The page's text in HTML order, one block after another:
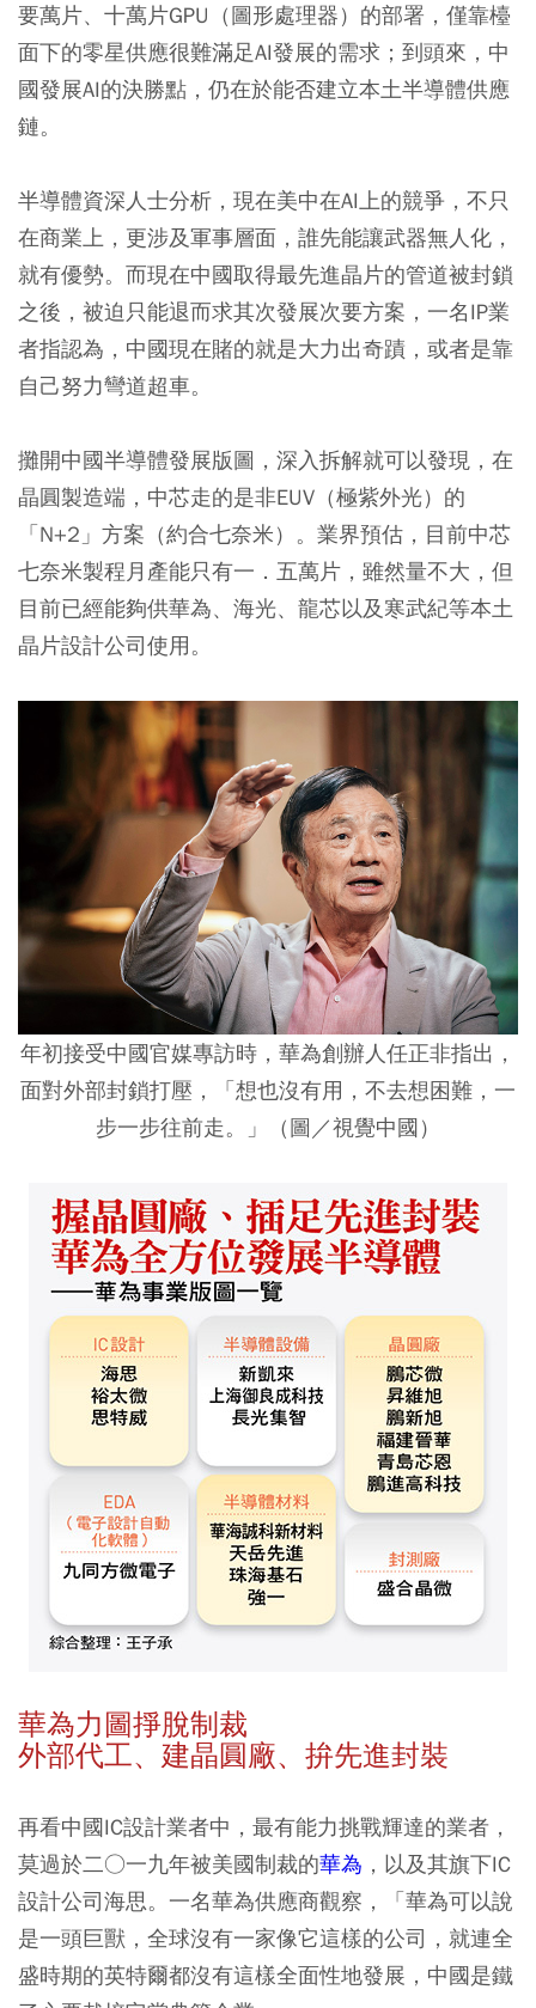
要萬片、十萬片GPU（圖形處理器）的部署，僅靠檯
面下的零星供應很難滿足AI發展的需求；到頭來，中
國發展AI的決勝點，仍在於能否建立本土半導體供應
鏈。
半導體資深人士分析，現在美中在AI上的競爭，不只
在商業上，更涉及軍事層面，誰先能讓武器無人化，
就有優勢。而現在中國取得最先進晶片的管道被封鎖
之後，被迫只能退而求其次發展次要方案，一名IP業
者指認為，中國現在賭的就是大力出奇蹟，或者是靠
自己努力彎道超車。
攤開中國半導體發展版圖，深入拆解就可以發現，在
晶圓製造端，中芯走的是非EUV（極紫外光）的
「N+2」方案（約合七奈米）。業界預估，目前中芯
七奈米製程月產能只有一．五萬片，雖然量不大，但
目前已經能夠供華為、海光、龍芯以及寒武紀等本土
晶片設計公司使用。
年初接受中國官媒專訪時，華為創辦人任正非指出，
面對外部封鎖打壓，「想也沒有用，不去想困難，一
步一步往前走。」（圖／視覺中國）
華為力圖掙脫制裁
外部代工、建晶圓廠、拚先進封裝
再看中國IC設計業者中，最有能力挑戰輝達的業者，
莫過於二○一九年被美國制裁的華為 ，以及其旗下IC
設計公司海思。一名華為供應商觀察，「華為可以說
是一頭巨獸，全球沒有一家像它這樣的公司，就連全
盛時期的英特爾都沒有這樣全面性地發展，中國是鐵